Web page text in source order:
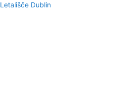
Letališče Dublin